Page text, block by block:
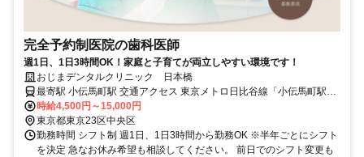
完全予約制医院の歯科医師
週1日、1日3時間OK！家庭と子育てが両立しやすい環境です！
おじまデンタルクリニック 日本橋
最寄駅 小伝馬町駅 交通アクセス 東京メトロ日比谷線「小伝馬町駅」
より徒歩1分
時給4,500円～15,000円
東京都東京23区中央区
勤務時間 シフト制 週1日、1日3時間から勤務OK ※半年ごとにシフト
を決定 急なお休み希望も相談してください。 前日でのシフト変更も